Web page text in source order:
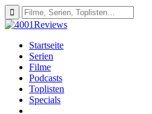
Startseite
Serien
Filme
Podcasts
Toplisten
Specials